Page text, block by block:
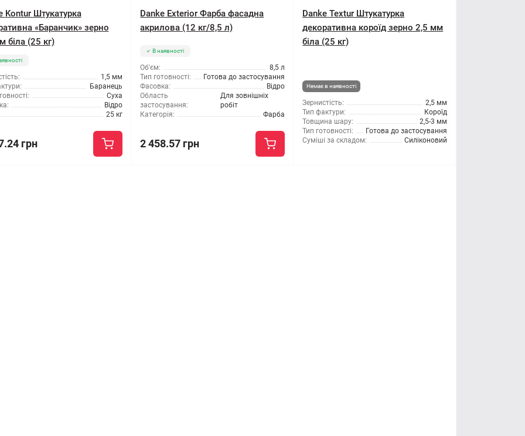
Kontur Штукатурка
«Баранчик» зерно
біла (25 кг)
1,5 мм
Баранець
Суха
Відро
25 кг
грн
Danke Exterior Фарба фасадна
акрилова (12 кг/8,5 л)
В наявності
Об'єм:
8,5 л
Тип готовності:
Готова до застосування
Фасовка:
Відро
Область
застосування:
Для зовнішніх
робіт
Категорія:
Фарба
2 458.57 грн
Danke Textur Штукатурка
декоративна короїд зерно 2,5 мм
біла (25 кг)
Немає в наявності
Зернистість:
2,5 мм
Тип фактури:
Короїд
Товщина шару:
2,5-3 мм
Тип готовності:
Готова до застосування
Суміші за складом:
Силіконовий